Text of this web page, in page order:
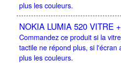
plus les couleurs.
NOKIA LUMIA 520 VITRE
Commandez ce produit si la
tactile ne répond plus, si l'écran
plus les couleurs.